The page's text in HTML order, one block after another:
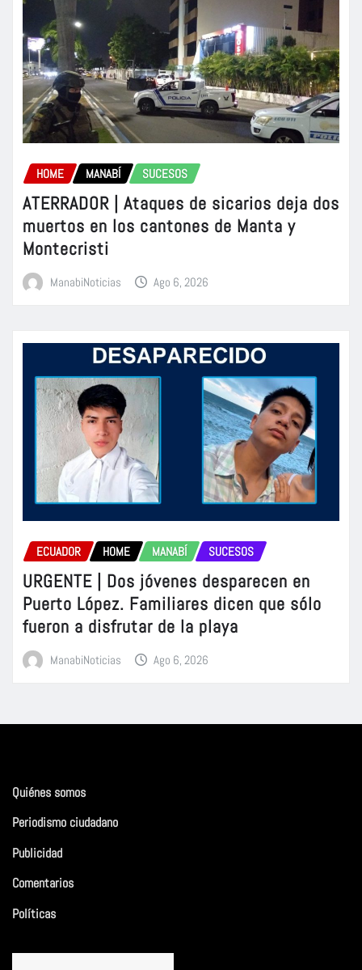
HOME MANABÍ SUCESOS
ATERRADOR | Ataques de sicarios deja dos
muertos en los cantones de Manta y
Montecristi
ManabiNoticias Ago 6, 2026
ECUADOR HOME MANABÍ SUCESOS
URGENTE | Dos jóvenes desparecen en
Puerto López. Familiares dicen que sólo
fueron a disfrutar de la playa
ManabiNoticias Ago 6, 2026
Quiénes somos
Periodismo ciudadano
Publicidad
Comentarios
Políticas